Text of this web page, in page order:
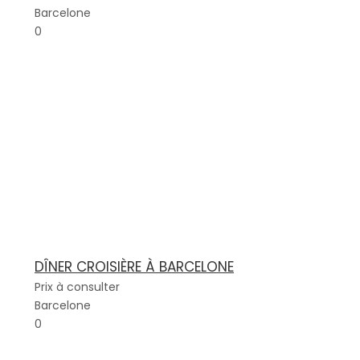
Barcelone
0
DÎNER CROISIÈRE À BARCELONE
Prix à consulter
Barcelone
0